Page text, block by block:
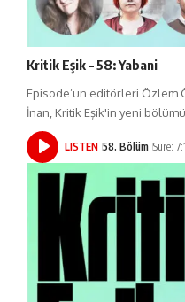
Kritik Eşik – 58: Yabani
Episode’un editörleri Özlem
İnan, Kritik Eşik'in yeni
LISTEN 58. Bölüm Süre: